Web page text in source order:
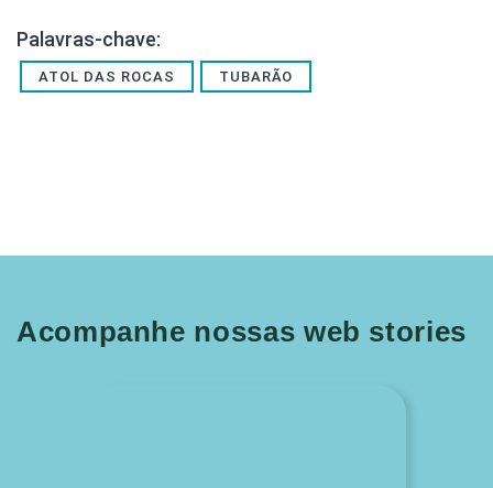
Palavras-chave:
ATOL DAS ROCAS TUBARÃO
Acompanhe nossas web stories